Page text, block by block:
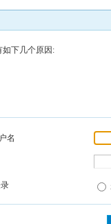
如下几个原因:
名